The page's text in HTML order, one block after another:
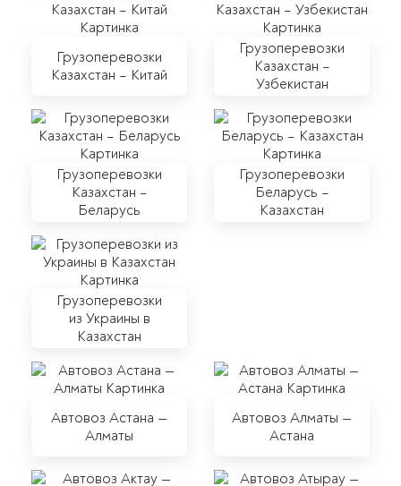
Грузоперевозки
Казахстан – Китай
Грузоперевозки
Казахстан –
Узбекистан
Грузоперевозки
Казахстан –
Беларусь
Грузоперевозки
Беларусь –
Казахстан
Грузоперевозки
из Украины в
Казахстан
Автовоз Астана —
Алматы
Автовоз Алматы —
Астана